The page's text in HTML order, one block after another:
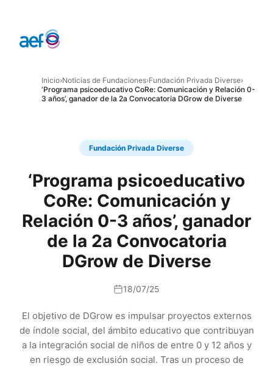
Inicio›Noticias de Fundaciones›Fundación Privada Diverse›
‘Programa psicoeducativo CoRe: Comunicación y Relación 0-
3 años’, ganador de la 2a Convocatoria DGrow de Diverse
Fundación Privada Diverse
‘Programa psicoeducativo
CoRe: Comunicación y
Relación 0-3 años’, ganador
de la 2a Convocatoria
DGrow de Diverse
18/07/25
El objetivo de DGrow es impulsar proyectos externos
de índole social, del ámbito educativo que contribuyan
a la integración social de niños de entre 0 y 12 años y
en riesgo de exclusión social. Tras un proceso de